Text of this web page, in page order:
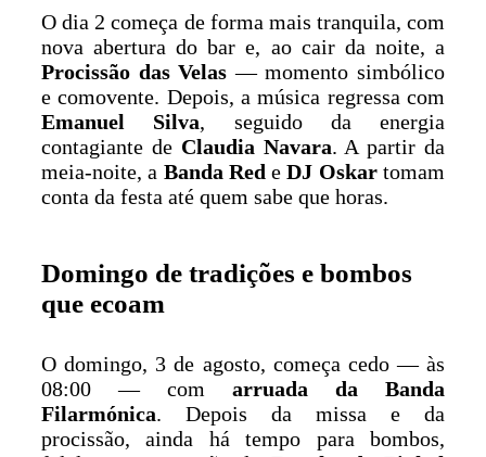
O dia 2 começa de forma mais tranquila, com
nova abertura do bar e, ao cair da noite, a
Procissão das Velas — momento simbólico
e comovente. Depois, a música regressa com
Emanuel Silva, seguido da energia
contagiante de Claudia Navara. A partir da
meia-noite, a Banda Red eDJ Oskartomam
conta da festa até quem sabe que horas.
Domingo de tradições e bombos
que ecoam
O domingo, 3 de agosto, começa cedo — às
08:00 — com arruada da Banda
Filarmónica. Depois da missa e da
procissão, ainda há tempo para bombos,